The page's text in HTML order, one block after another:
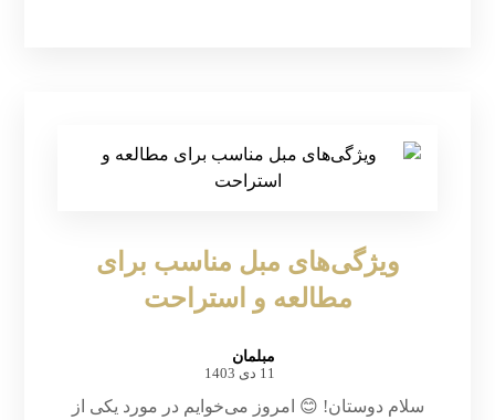
ویژگی‌های مبل مناسب برای
مطالعه و استراحت
مبلمان
11 دی 1403
سلام دوستان! 😊 امروز می‌خوایم در مورد یکی از